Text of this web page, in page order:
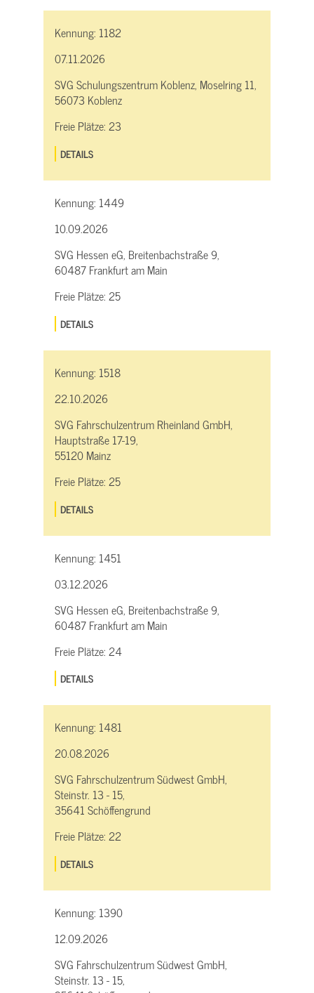
Kennung: 1182
07.11.2026
SVG Schulungszentrum Koblenz, Moselring 11,
56073 Koblenz
Freie Plätze:23
DETAILS
Kennung: 1449
10.09.2026
SVG Hessen eG, Breitenbachstraße 9,
60487 Frankfurt am Main
Freie Plätze:25
DETAILS
Kennung: 1518
22.10.2026
SVG Fahrschulzentrum Rheinland GmbH,
Hauptstraße 17-19,
55120 Mainz
Freie Plätze:25
DETAILS
Kennung: 1451
03.12.2026
SVG Hessen eG, Breitenbachstraße 9,
60487 Frankfurt am Main
Freie Plätze:24
DETAILS
Kennung: 1481
20.08.2026
SVG Fahrschulzentrum Südwest GmbH,
Steinstr. 13 - 15,
35641 Schöffengrund
Freie Plätze:22
DETAILS
Kennung: 1390
12.09.2026
SVG Fahrschulzentrum Südwest GmbH,
Steinstr. 13 - 15,